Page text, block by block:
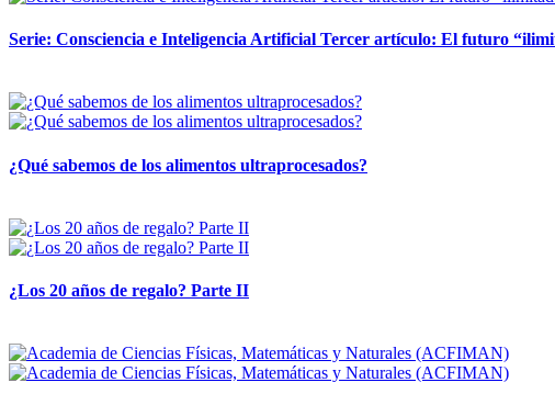
Serie: Consciencia e Inteligencia Artificial Tercer artículo: El futuro
¿Qué sabemos de los alimentos ultraprocesados?
¿Los 20 años de regalo? Parte II